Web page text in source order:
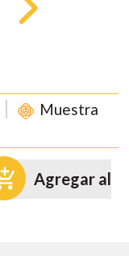
Muestra
Agregar al